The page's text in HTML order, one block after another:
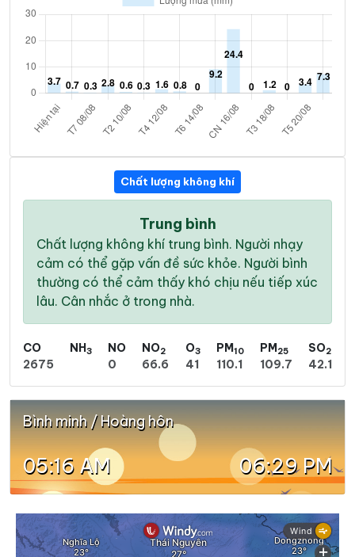
Chất lượng không khí
Trung bình
Chất lượng không khí trung bình. Người nhạy
cảm có thể gặp vấn đề sức khỏe. Người bình
thường có thể cảm thấy khó chịu nếu tiếp xúc
lâu. Cân nhắc ở trong nhà.
CO
2675
NH3
NO
0
NO2
66.6
O3
41
PM10
110.1
PM25
109.7
SO2
42.1
Bình minh / Hoàng hôn
05:16 AM 06:29 PM